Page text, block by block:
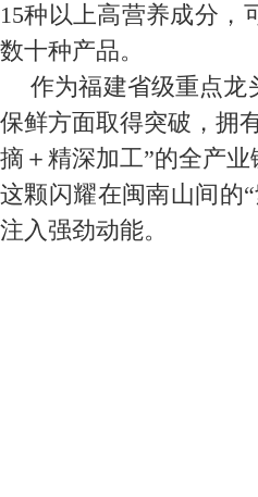
15种以上高营养成分，
数十种产品。
作为福建省级重点龙
保鲜方面取得突破，拥
摘＋精深加工”的全产
这颗闪耀在闽南山间的
注入强劲动能。